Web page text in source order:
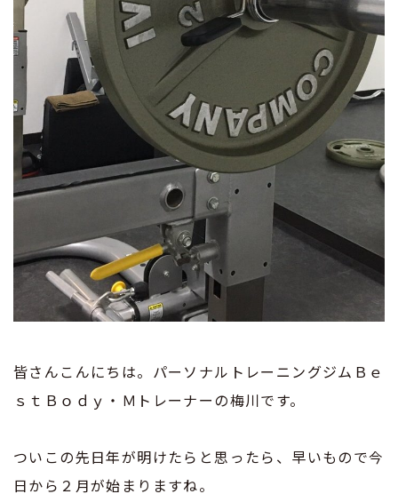
皆さんこんにちは。パーソナルトレーニングジムＢｅ
ｓｔＢｏｄｙ・Ｍトレーナーの梅川です。
ついこの先日年が明けたらと思ったら、早いもので今
日から２月が始まりますね。